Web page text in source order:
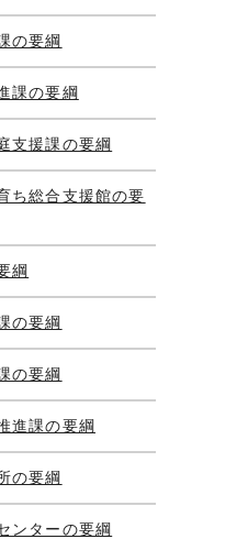
の要綱
課の要綱
支援課の要綱
ち総合支援館の要
綱
の要綱
の要綱
進課の要綱
の要綱
ンターの要綱